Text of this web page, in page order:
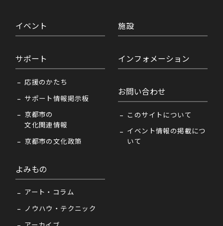
イベント
サポート
応援のかたち
サポート情報掲示板
京都市の
文化関連情報
京都市の文化政策
よみもの
アート・コラム
ノウハウ・テクニック
施設
インフォメーション
お問い合わせ
このサイトについて
イベント情報の掲載につ
いて